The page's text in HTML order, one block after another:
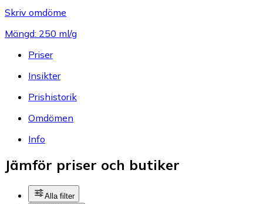
Skriv omdöme
Mängd: 250 ml/g
Priser
Insikter
Prishistorik
Omdömen
Info
Jämför priser och butiker
Alla filter